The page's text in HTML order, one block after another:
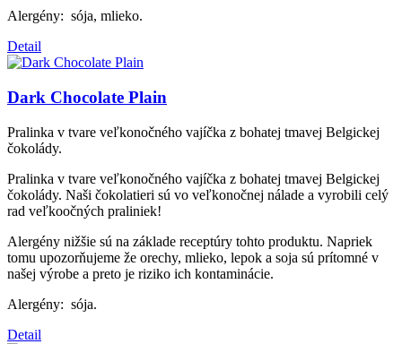
Alergény: sója, mlieko.
Detail
Dark Chocolate Plain
Pralinka v tvare veľkonočného vajíčka z bohatej tmavej Belgickej
čokolády.
Pralinka v tvare veľkonočného vajíčka z bohatej tmavej Belgickej
čokolády. Naši čokolatieri sú vo veľkonočnej nálade a vyrobili celý
rad veľkoočných praliniek!
Alergény nižšie sú na základe receptúry tohto produktu. Napriek
tomu upozorňujeme že orechy, mlieko, lepok a soja sú prítomné v
našej výrobe a preto je riziko ich kontaminácie.
Alergény: sója.
Detail